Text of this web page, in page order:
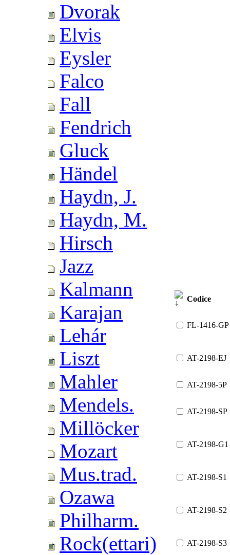
Dvorak
Elvis
Eysler
Falco
Fall
Fendrich
Gluck
Händel
Haydn, J.
Haydn, M.
Hirsch
Jazz
Kalmann
Karajan
Lehár
Liszt
Mahler
Mendels.
Millöcker
Mozart
Mus.trad.
Ozawa
Philharm.
Rock(ettari)
Codice
FL-1416-GP
AT-2198-EJ
AT-2198-5P
AT-2198-SP
AT-2198-G1
AT-2198-S1
AT-2198-S2
AT-2198-S3